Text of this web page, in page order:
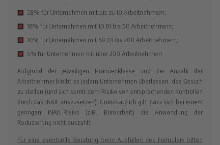
28% für Unternehmen mit bis zu 10 Arbeitnehmern;
18% für Unternehmen mit 10,01 bis 50 Arbeitnehmern;
10% für Unternehmen mit 50,01 bis 200 Arbeitnehmern;
5% für Unternehmen mit über 200 Arbeitnehmern
Aufgrund der jeweiligen Prämienklasse und der Anzahl der
Arbeitnehmer bleibt es jedem Unternehmen überlassen, das Gesuch
zu stellen (und sich somit dem Risiko von entsprechenden Kontrollen
durch das INAIL auszusetzen). Grundsätzlich gilt, dass sich bei einem
geringen INAIL-Risiko (z.B. Büroarbeit) die Anwendung der
Reduzierung nicht auszahlt.
Für eine eventuelle Beratung beim Ausfüllen des Formulars bitten